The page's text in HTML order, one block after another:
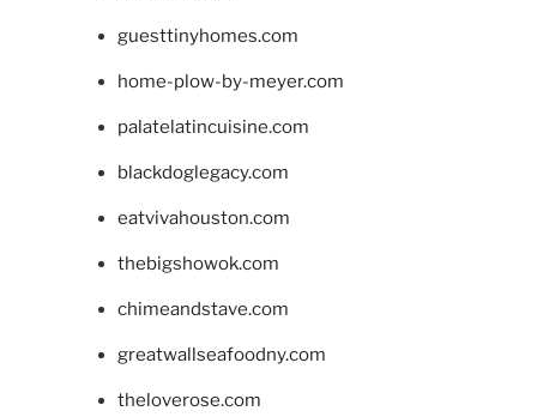
guesttinyhomes.com
home-plow-by-meyer.com
palatelatincuisine.com
blackdoglegacy.com
eatvivahouston.com
thebigshowok.com
chimeandstave.com
greatwallseafoodny.com
theloverose.com